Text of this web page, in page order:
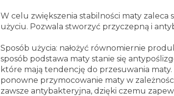
W celu zwiększenia stabilności maty zaleca
użyciu. Pozwala stworzyć przyczepną i
Sposób użycia: nałożyć równomiernie
sposób podstawa maty stanie się
które mają tendencję do przesuwania maty.
ponowne przymocowanie maty w
zawsze antybakteryjna, dzięki czemu